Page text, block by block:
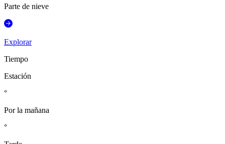
Parte de nieve
Explorar
Tiempo
Estación
°
Por la mañana
°